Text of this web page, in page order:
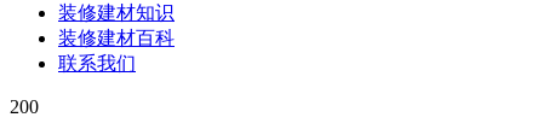
装修建材知识
装修建材百科
联系我们
200